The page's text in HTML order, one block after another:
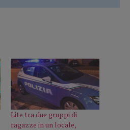
Lite tra due gruppi di
ragazze in un locale,